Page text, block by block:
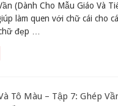
(Dành Cho Mẫu Giáo Và
làm quen với chữ cái cho
đẹp …
Tô Màu – Tập 7: Ghép